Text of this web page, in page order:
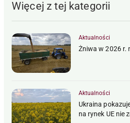
Więcej z tej kategorii
Aktualności
Żniwa w 2026 r.
Aktualności
Ukraina
na rynek UE nie